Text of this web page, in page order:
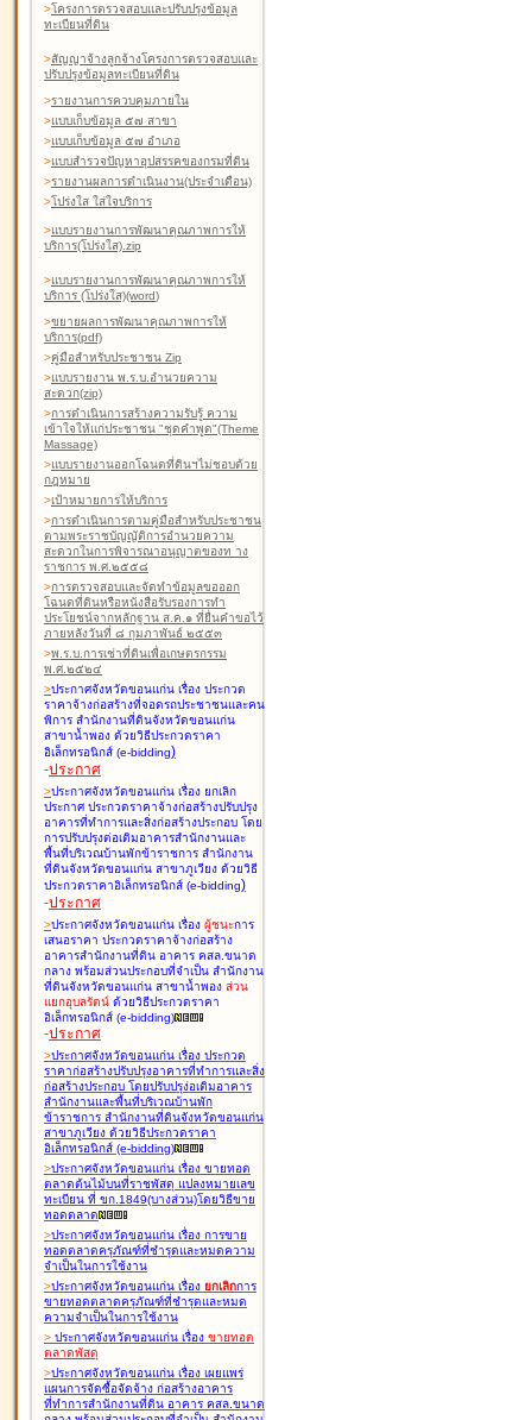
>โครงการตรวจสอบและปรับปรุงข้อมูล
ทะเบียนที่ดิน
>สัญญาจ้างลูกจ้างโครงการตรวจสอบและ
ปรับปรุงข้อมูลทะเบียนที่ดิน
>รายงานการควบคุมภายใน
>แบบเก็บข้อมูล ๕๗ สาขา
>แบบเก็บข้อมูล ๕๗ อำเภอ
>แบบสำรวจปัญหาอุปสรรคของกรมที่ดิน
>รายงานผลการดำเนินงาน(ประจำเดือน)
>โปร่งใส ใส่ใจบริการ
>แบบรายงานการพัฒนาคุณภาพการให้
บริการ(โปร่งใส).zip
>แบบรายงานการพัฒนาคุณภาพการให้
บริการ (โปร่งใส)(word)
>ขยายผลการพัฒนาคุณภาพการให้
บริการ(pdf)
>คู่มือสำหรับประชาชน Zip
>แบบรายงาน พ.ร.บ.อำนวยความ
สะดวก(zip)
>การดำเนินการสร้างความรับรู้ ความ
เข้าใจให้แก่ประชาชน "ชุดคำพูด"(Theme
Massage)
>แบบรายงานออกโฉนดที่ดินฯไม่ชอบด้วย
กฎหมาย
>เป้าหมายการให้บริการ
>การดำเนินการตามคู่มือสำหรับประชาชน
ตามพระราชบัญญัติการอำนวยความ
สะดวกในการพิจารณาอนุญาตของท าง
ราชการ พ.ศ.๒๕๕๘
>การตรวจสอบและจัดทำข้อมูลขอออก
โฉนดที่ดินหรือหนังสือรับรองการทำ
ประโยชน์จากหลักฐาน ส.ค.๑ ที่ยื่นคำขอไว้
ภายหลังวันที่ ๘ กุมภาพันธ์ ๒๕๕๓
>พ.ร.บ.การเช่าที่ดินเพื่อเกษตรกรรม
พ.ศ.๒๕๒๔
>ประกาศจังหวัดขอนแก่น เรื่อง ประกวด
ราคาจ้างก่อสร้างที่จอดรถประชาชนและคน
พิการ สำนักงานที่ดินจังหวัดขอนแก่น
สาขาน้ำพอง ด้วยวิธีประกวดราคา
อิเล็กทรอนิกส์ (e-bidding)
-ประกาศ
>ประกาศจังหวัดขอนแก่น เรื่อง ยกเลิก
ประกาศ ประกวดราคาจ้างก่อสร้างปรับปรุง
อาคารที่ทำการและสิ่งก่อสร้างประกอบ โดย
การปรับปรุงต่อเติมอาคารสำนักงานและ
พื้นที่บริเวณบ้านพักข้าราชการ สำนักงาน
ที่ดินจังหวัดขอนแก่น สาขาภูเวียง ด้วยวิธี
ประกวดราคาอิเล็กทรอนิกส์ (e-bidding)
-ประกาศ
>ประกาศจังหวัดขอนแก่น เรื่อง ผู้ชนะการ
เสนอราคา ประกวดราคาจ้างก่อสร้าง
อาคารสำนักงานที่ดิน อาคาร คสล.ขนาด
กลาง พร้อมส่วนประกอบที่จำเป็น สำนักงาน
ที่ดินจังหวัดขอนแก่น สาขาน้ำพอง ส่วน
แยกอุบลรัตน์ ด้วยวิธีประกวดราคา
อิเล็กทรอนิกส์ (e-bidding)
-ประกาศ
>ประกาศจังหวัดขอนแก่น เรื่อง ประกวด
ราคาก่อสร้างปรับปรุงอาคารที่ทำการและสิ่ง
ก่อสร้างประกอบ โดยปรับปรุง่อเติมอาคาร
สำนักงานและพื้นที่บริเวณบ้านพัก
ข้าราชการ สำนักงานที่ดินจังหวัดขอนแก่น
สาขาภูเวียง ด้วยวิธีประกวดราคา
อิเล็กทรอนิกส์ (e-bidding)
>ประกาศจังหวัดขอนแก่น เรื่อง ขายทอด
ตลาดต้นไม้บนที่ราชพัสดุ แปลงหมายเลข
ทะเบียน ที่ ขก.1849(บางส่วน)โดยวิธีขาย
ทอดตลาด
>ประกาศจังหวัดขอนแก่น เรื่อง การขาย
ทอดตลาดครุภัณฑ์ที่ชำรุดและหมดความ
จำเป็นในการใช้งาน
>ประกาศจังหวัดขอนแก่น เรื่อง ยกเลิกการ
ขายทอดตลาดครุภัณฑ์ที่ชำรุดและหมด
ความจำเป็นในการใช้งาน
> ประกาศจังหวัดขอนแก่น เรื่อง ขายทอด
ตลาดพัสดุ
>ประกาศจังหวัดขอนแก่น เรื่อง เผยแพร่
แผนการจัดซื้อจัดจ้าง ก่อสร้างอาคาร
ที่ทำการสำนักงานที่ดิน อาคาร คสล.ขนาด